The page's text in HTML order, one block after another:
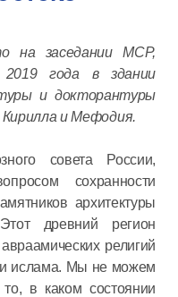
на заседании МСР,
года в здании
и докторантуры
и Мефодия.
совета России,
сохранности
архитектуры
древний регион
религий
и ислама. Мы не можем
в каком состоянии